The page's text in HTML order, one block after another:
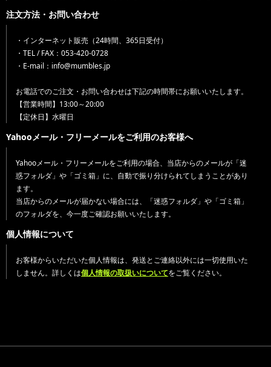
注文方法・お問い合わせ
・インターネット販売（24時間、365日受付）
・TEL / FAX：053-420-0728
・E-mail：info@mumbles.jp
お電話でのご注文・お問い合わせは下記の時間帯にお願いいたします。
【営業時間】13:00～20:00
【定休日】水曜日
Yahooメール・フリーメールをご利用のお客様へ
Yahooメール・フリーメールをご利用の場合、当店からのメールが「迷
惑フォルダ」や「ゴミ箱」に、自動で振り分けられてしまうことがあり
ます。
当店からのメールが届かない場合には、「迷惑フォルダ」や「ゴミ箱」
のフォルダを、今一度ご確認お願いいたします。
個人情報について
お客様からいただいた個人情報は、発送とご連絡以外には一切使用いた
しません。詳しくは個人情報の取扱いについてをご覧ください。